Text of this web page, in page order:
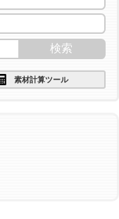
素材計算ツール